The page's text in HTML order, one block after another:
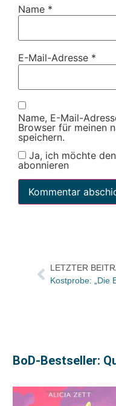
Name *
E-Mail-Adresse *
Name, E-Mail-
Browser für meinen
speichern.
Ja, ich möchte
abonnieren
LETZTER
BoD-Bestseller: